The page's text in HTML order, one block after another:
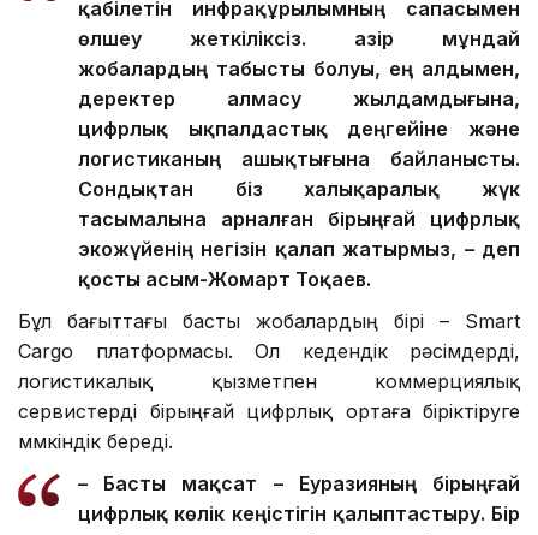
технологияларды қолдануы өзекті.
– XXI ғасырда көлік дәлізінің бәсекеге
қабілетін инфрақұрылымның сапасымен
өлшеу жеткіліксіз. Қазір мұндай
жобалардың табысты болуы, ең алдымен,
деректер алмасу жылдамдығына,
цифрлық ықпалдастық деңгейіне және
логистиканың ашықтығына байланысты.
Сондықтан біз халықаралық жүк
тасымалына арналған бірыңғай цифрлық
экожүйенің негізін қалап жатырмыз, – деп
қосты Қасым-Жомарт Тоқаев.
Бұл бағыттағы басты жобалардың бірі – Smart
Cargo платформасы. Ол кедендік рәсімдерді,
логистикалық қызметпен коммерциялық
сервистерді бірыңғай цифрлық ортаға біріктіруге
мүмкіндік береді.